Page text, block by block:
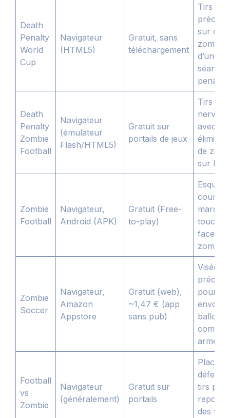
Death
Penalty
World
Cup
Navigateur
(HTML5)
Gratuit, sans
téléchargement
Tirs de
sur des
d’une
séance
Death
Penalty
Zombie
Football
Navigateur
(émulateur
Flash/HTML5)
Gratuit sur
portails de jeux
Tirs au
nerveux
avec
de
sur la
Zombie
Football
Navigateur,
Android (APK)
Gratuit (Free-
to-play)
Esquive
course
face
zombies
Zombie
Soccer
Navigateur,
Amazon
Appstore
Gratuit (web),
~1,47 € (app
sans pub)
Visée et
pour
ballon
comme
arme
Football
vs
Zombie
Navigateur
(généralement)
Gratuit sur
portails
tirs
des